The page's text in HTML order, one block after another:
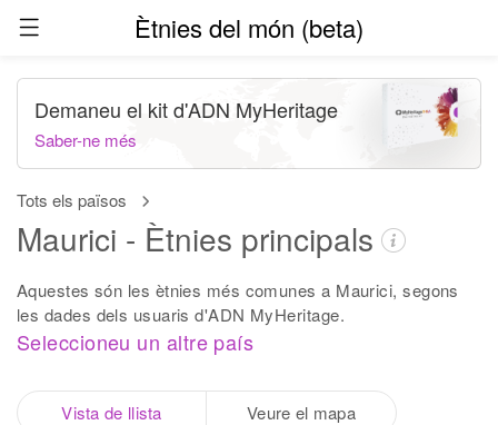
Ètnies del món (beta)
Tots els països
Maurici - Ètnies principals
Aquestes són les ètnies més comunes a Maurici, segons
les dades dels usuaris d'ADN MyHeritage.
Seleccioneu un altre país
Demaneu el kit d'ADN MyHeritage
Saber-ne més
Vista de llista Veure el mapa